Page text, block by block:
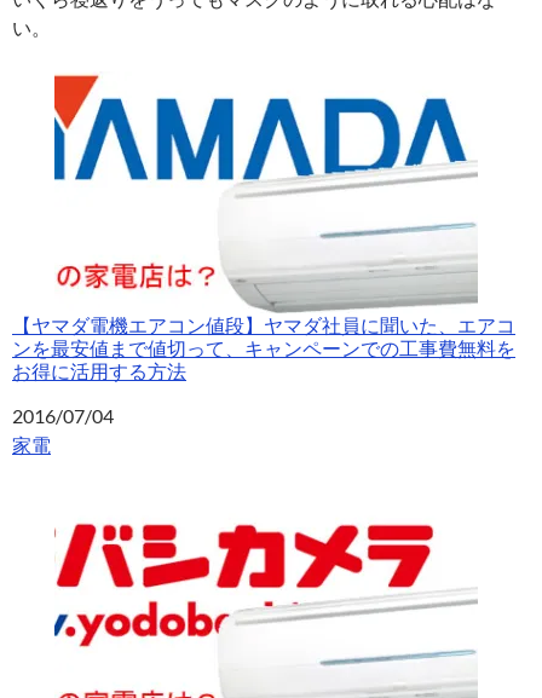
い。
【ヤマダ電機エアコン値段】ヤマダ社員に聞いた、エアコ
ンを最安値まで値切って、キャンペーンでの工事費無料を
お得に活用する方法
日付
2016/07/04
関連理由
家電